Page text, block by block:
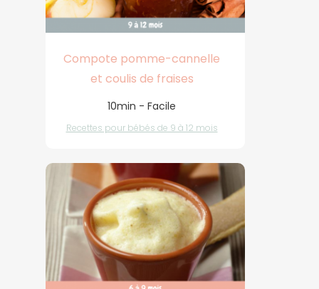
Compote pomme-cannelle
et coulis de fraises
10min - Facile
Recettes pour bébés de 9 à 12 mois